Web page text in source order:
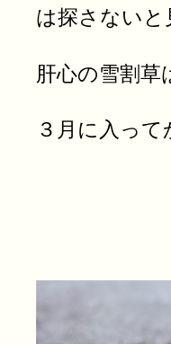
は探さないと
肝心の雪割
３月に入っ